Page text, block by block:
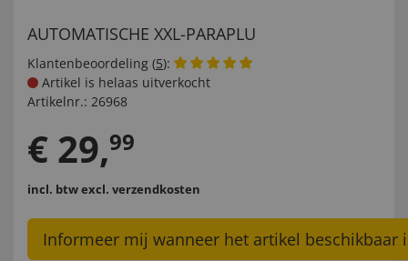
AUTOMATISCHE XXL-PARAPLU
Klantenbeoordeling (5):
Artikel is helaas uitverkocht
Artikelnr.: 26968
€ 29,99
incl. btwexcl. verzendkosten
Informeer mij wanneer het artikel beschikbaar